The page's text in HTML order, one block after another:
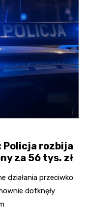
Policja rozbija
za 56 tys. zł
działania przeciwko
dotknęły